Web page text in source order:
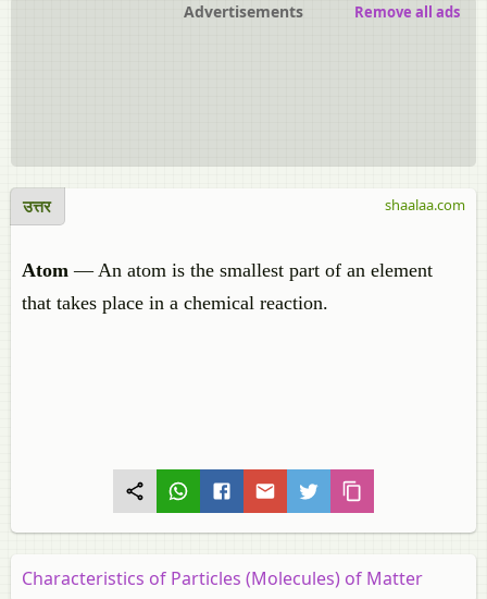
Advertisements Remove all ads
उत्तर
Atom — An atom is the smallest part of an element
that takes place in a chemical reaction.
shaalaa.com
Characteristics of Particles (Molecules) of Matter